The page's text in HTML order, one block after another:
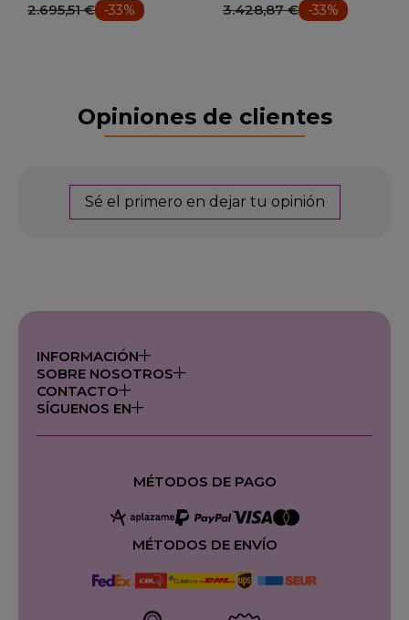
2.695,51 € -33% 3.428,87 € -33%
Opiniones de clientes
Sé el primero en dejar tu opinión
INFORMACIÓN
SOBRE NOSOTROS
CONTACTO
SÍGUENOS EN
MÉTODOS DE PAGO
MÉTODOS DE ENVÍO